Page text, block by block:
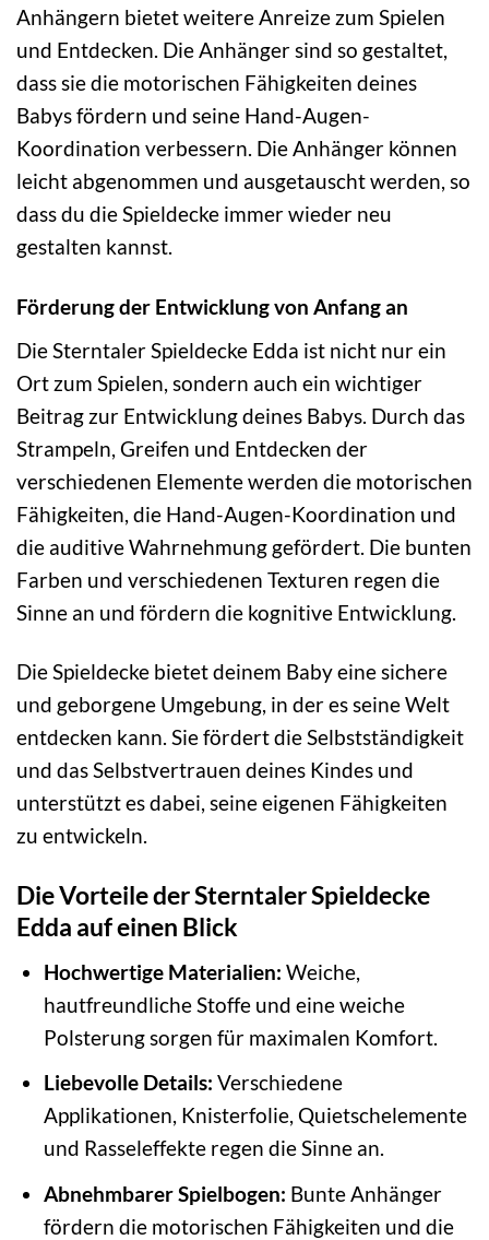
Anhängern bietet weitere Anreize zum Spielen
und Entdecken. Die Anhänger sind so gestaltet,
dass sie die motorischen Fähigkeiten deines
Babys fördern und seine Hand-Augen-
Koordination verbessern. Die Anhänger können
leicht abgenommen und ausgetauscht werden, so
dass du die Spieldecke immer wieder neu
gestalten kannst.
Förderung der Entwicklung von Anfang an
Die Sterntaler Spieldecke Edda ist nicht nur ein
Ort zum Spielen, sondern auch ein wichtiger
Beitrag zur Entwicklung deines Babys. Durch das
Strampeln, Greifen und Entdecken der
verschiedenen Elemente werden die motorischen
Fähigkeiten, die Hand-Augen-Koordination und
die auditive Wahrnehmung gefördert. Die bunten
Farben und verschiedenen Texturen regen die
Sinne an und fördern die kognitive Entwicklung.
Die Spieldecke bietet deinem Baby eine sichere
und geborgene Umgebung, in der es seine Welt
entdecken kann. Sie fördert die Selbstständigkeit
und das Selbstvertrauen deines Kindes und
unterstützt es dabei, seine eigenen Fähigkeiten
zu entwickeln.
Die Vorteile der Sterntaler Spieldecke
Edda auf einen Blick
Hochwertige Materialien: Weiche,
hautfreundliche Stoffe und eine weiche
Polsterung sorgen für maximalen Komfort.
Liebevolle Details: Verschiedene
Applikationen, Knisterfolie, Quietschelemente
und Rasseleffekte regen die Sinne an.
Abnehmbarer Spielbogen: Bunte Anhänger
fördern die motorischen Fähigkeiten und die